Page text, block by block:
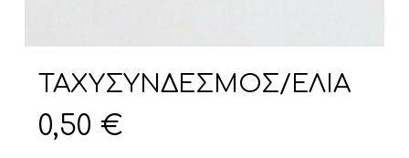
ΤΑΧΥΣΥΝΔΕΣΜΟΣ/ΕΛΙΑ
0,50 €